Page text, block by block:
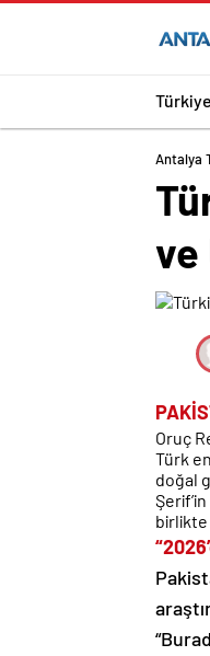
Türkiye
Antalya
ve
Oruç
Türk
doğal
birlikte